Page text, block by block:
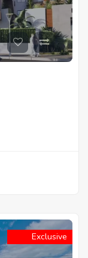
Exclusive